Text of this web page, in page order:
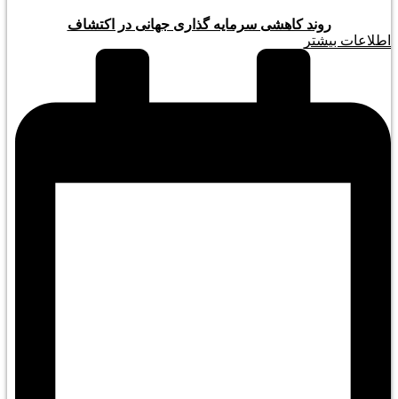
روند کاهشی سرمایه گذاری جهانی در اکتشاف
اطلاعات بیشتر